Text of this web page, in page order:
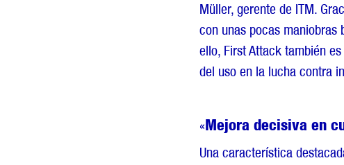
Müller, gerente de ITM.
con unas pocas maniobras
ello, First Attack también
del uso en la lucha contra
«Mejora decisiva en
Una característica